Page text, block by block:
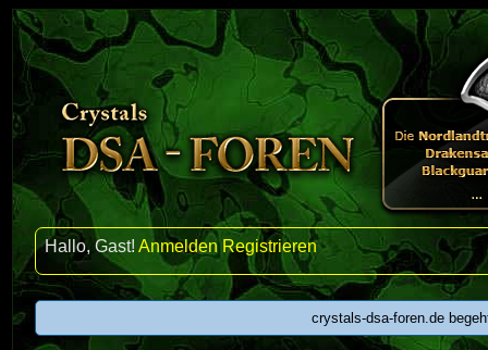
Hallo, Gast!Anmelden Registrieren
crystals-dsa-foren.de